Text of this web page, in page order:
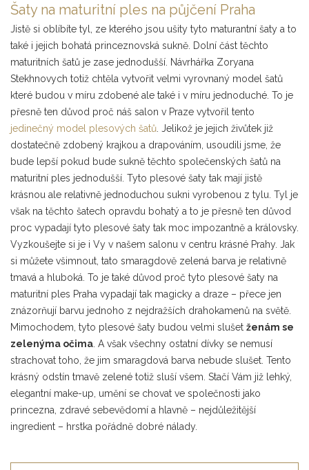
Šaty na maturitní ples na půjčení Praha
Jistě si oblíbíte tyl, ze kterého jsou ušity tyto maturantní šaty a to
také i jejich bohatá princeznovská sukně. Dolní část těchto
maturitních šatů je zase jednodušší. Návrhářka Zoryana
Stekhnovych totiž chtěla vytvořit velmi vyrovnaný model šatů
které budou v míru zdobené ale také i v míru jednoduché. To je
přesně ten důvod proč náš salon v Praze vytvořil tento
jedinečný model plesových šatů . Jelikož je jejich živůtek již
dostatečně zdobený krajkou a drapováním, usoudili jsme, že
bude lepší pokud bude sukně těchto společenských šatů na
maturitní ples jednodušší. Tyto plesové šaty tak mají jistě
krásnou ale relativně jednoduchou sukni vyrobenou z tylu. Tyl je
však na těchto šatech opravdu bohatý a to je přesně ten důvod
proc vypadají tyto plesové šaty tak moc impozantně a královsky.
Vyzkoušejte si je i Vy v našem salonu v centru krásné Prahy. Jak
si můžete všimnout, tato smaragdově zelená barva je relativně
tmavá a hluboká. To je také důvod proč tyto plesové šaty na
maturitní ples Praha vypadají tak magicky a draze – přece jen
znázorňují barvu jednoho z nejdražších drahokamenů na světě.
Mimochodem, tyto plesové šaty budou velmi slušet ženám se
zelenýma očima . A však všechny ostatní dívky se nemusí
strachovat toho, že jim smaragdová barva nebude slušet. Tento
krásný odstín tmavě zelené totiž sluší všem. Stačí Vám již lehký,
elegantní make-up, umění se chovat ve společnosti jako
princezna, zdravé sebevědomí a hlavně – nejdůležitější
ingredient – hrstka pořádně dobré nálady.